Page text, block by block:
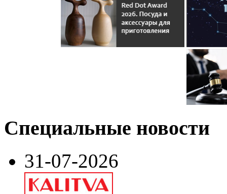
Специальные новости
31-07-2026